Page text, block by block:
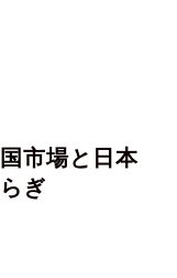
市場と日本
ぎ